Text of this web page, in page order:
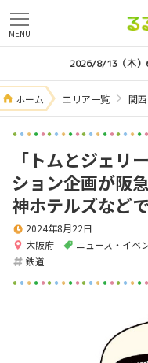
MENU
2026/8/13（木）
ホーム エリア一覧 関西
「トムとジェ
ション企画が阪
神ホテルズなど
大阪府 ニュース・イベ
2024年8月22日
鉄道